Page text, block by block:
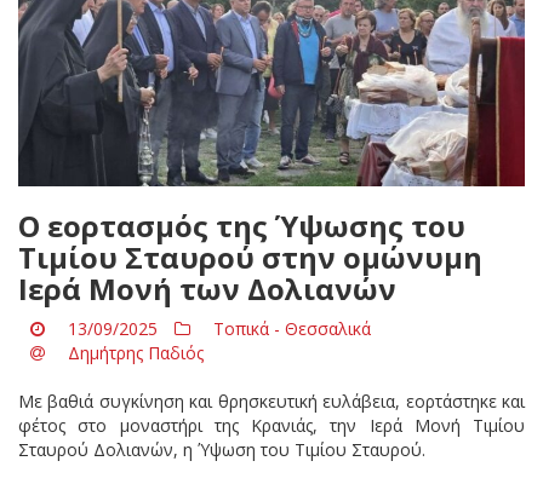
Ο εορτασμός της Ύψωσης του
Τιμίου Σταυρού στην ομώνυμη
Ιερά Μονή των Δολιανών
13/09/2025
Τοπικά - Θεσσαλικά
Δημήτρης Παδιός
Με βαθιά συγκίνηση και θρησκευτική ευλάβεια, εορτάστηκε και
φέτος στο μοναστήρι της Κρανιάς, την Ιερά Μονή Τιμίου
Σταυρού Δολιανών, η Ύψωση του Τιμίου Σταυρού.